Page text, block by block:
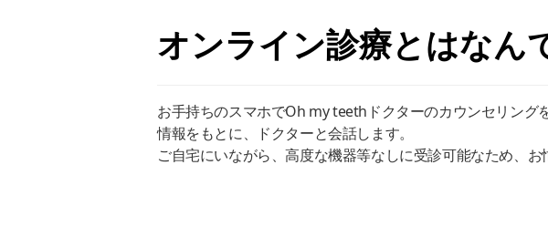
オンライン診療とはなん
お手持ちのスマホでOh my teethドクターのカウンセリン
情報をもとに、ドクターと会話します。
ご自宅にいながら、高度な機器等なしに受診可能なため、